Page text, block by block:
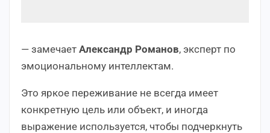
— замечает Александр Романов, эксперт по
эмоциональному интеллектам.
Это яркое переживание не всегда имеет
конкретную цель или объект, и иногда
выражение используется, чтобы подчеркнуть